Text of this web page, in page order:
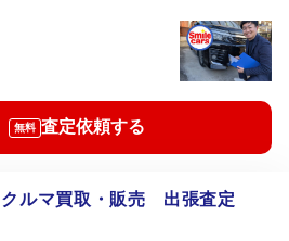
無料 査定依頼する
ルマ買取・販売 出張査定